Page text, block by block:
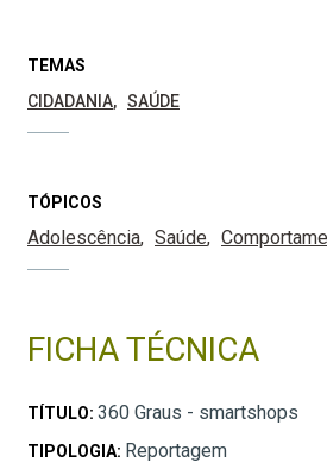
TEMAS
CIDADANIA
SAÚDE
TÓPICOS
Adolescência Saúde
FICHA TÉCNICA
TÍTULO: 360 Graus - smartshops
TIPOLOGIA: Reportagem